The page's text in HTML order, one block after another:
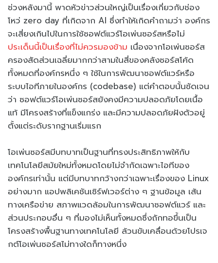
ช่วงหลังมานี้ พาดหัวข่าวส่วนใหญ่เป็นเรื่องเกี่ยวกับช่อง
โหว่ zero day ที่เกิดจาก AI ซึ่งทำให้เกิดคำถามว่า องค์กร
จะเสี่ยงเกินไปในการใช้ซอฟต์แวร์โอเพ่นซอร์สหรือไม่
ประเด็นนี้เป็นเรื่องที่ไม่ควรมองข้าม เนื่องจากโอเพ่นซอร์ส
ครองสัดส่วนเฉลี่ยมากกว่าสามในสี่ของคลังซอร์สโค้ด
ทั้งหมดที่องค์กรหนึ่ง ๆ ใช้ในการพัฒนาซอฟต์แวร์หรือ
ระบบไอทีภายในองค์กร (codebase) แต่คำตอบนั้นชัดเจน
ว่า ซอฟต์แวร์โอเพ่นซอร์สยังคงมีความปลอดภัยโดยเนื้อ
แท้ มีโครงสร้างที่แข็งแกร่ง และมีความปลอดภัยฝังตัวอยู่
ตั้งแต่ระดับรากฐานเริ่มแรก
โอเพ่นซอร์สมีบทบาทเป็นฐานที่ทรงประสิทธิภาพให้กับ
เทคโนโลยีสมัยใหม่ทั้งหมดโดยไม่จำกัดเฉพาะไอทีของ
องค์กรเท่านั้น แต่มีบทบาทกว้างกว่าเฉพาะเรื่องของ Linux
อย่างมาก แอปพลิเคชันเซิร์ฟเวอร์ต่าง ๆ ฐานข้อมูล เส้น
ทางเครือข่าย สภาพแวดล้อมในการพัฒนาซอฟต์แวร์ และ
ส่วนประกอบอื่น ๆ ที่มองไม่เห็นทั้งหมดซึ่งถักทอขึ้นเป็น
โครงสร้างพื้นฐานทางเทคโนโลยี ล้วนขับเคลื่อนด้วยโปรเจ
กต์โอเพ่นซอร์สไม่ทางใดก็ทางหนึ่ง